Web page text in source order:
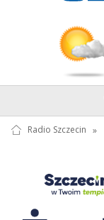
Radio Szczecin »